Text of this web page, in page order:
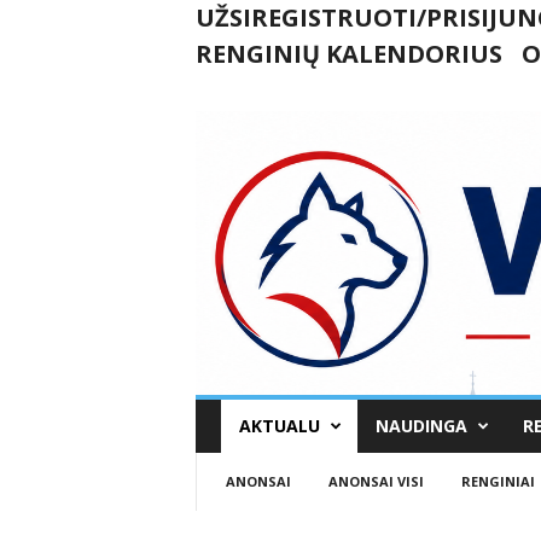
UŽSIREGISTRUOTI/
RENGINIŲ KALENDORIUS
m
r
AKTUALU NAUDINGA
ANONSAI ANONSAI VISI RENGINIAI